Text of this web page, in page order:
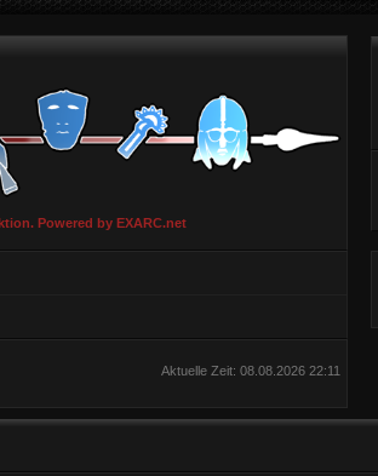
Powered by EXARC.net
Aktuelle Zeit: 08.08.2026 22:11